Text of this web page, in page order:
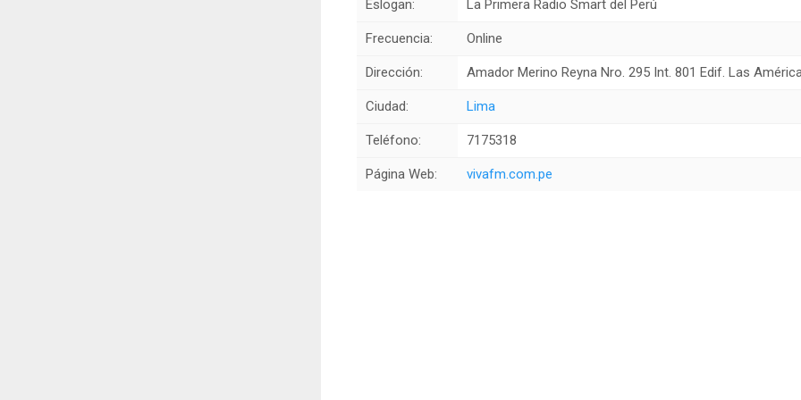
Eslogan: La Primera Radio Smart del Perú
Frecuencia: Online
Dirección: Amador Merino Reyna Nro. 295 Int. 801 Edif. Las
Ciudad: Lima
Teléfono: 7175318
Página Web: vivafm.com.pe